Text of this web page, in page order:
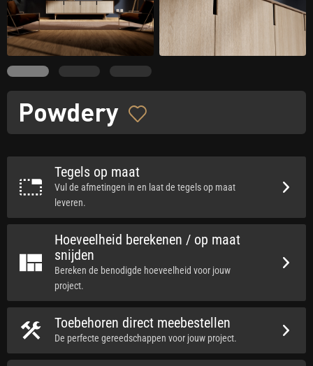
Powdery
Tegels op maat
Vul de afmetingen in en laat de tegels op maat
leveren.
Hoeveelheid berekenen / op maat
snijden
Bereken de benodigde hoeveelheid voor jouw
project.
Toebehoren direct meebestellen
De perfecte gereedschappen voor jouw project.